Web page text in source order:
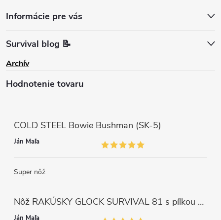
Informácie pre vás
Survival blog 📝
Archív
Hodnotenie tovaru
COLD STEEL Bowie Bushman (SK-5)
Ján Maľa
Super nôž
Nôž RAKÚSKY GLOCK SURVIVAL 81 s pílkou ZELENÝ
Ján Maľa